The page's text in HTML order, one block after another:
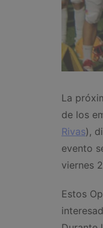
La
de los
Rivas),
evento
viernes
Estos